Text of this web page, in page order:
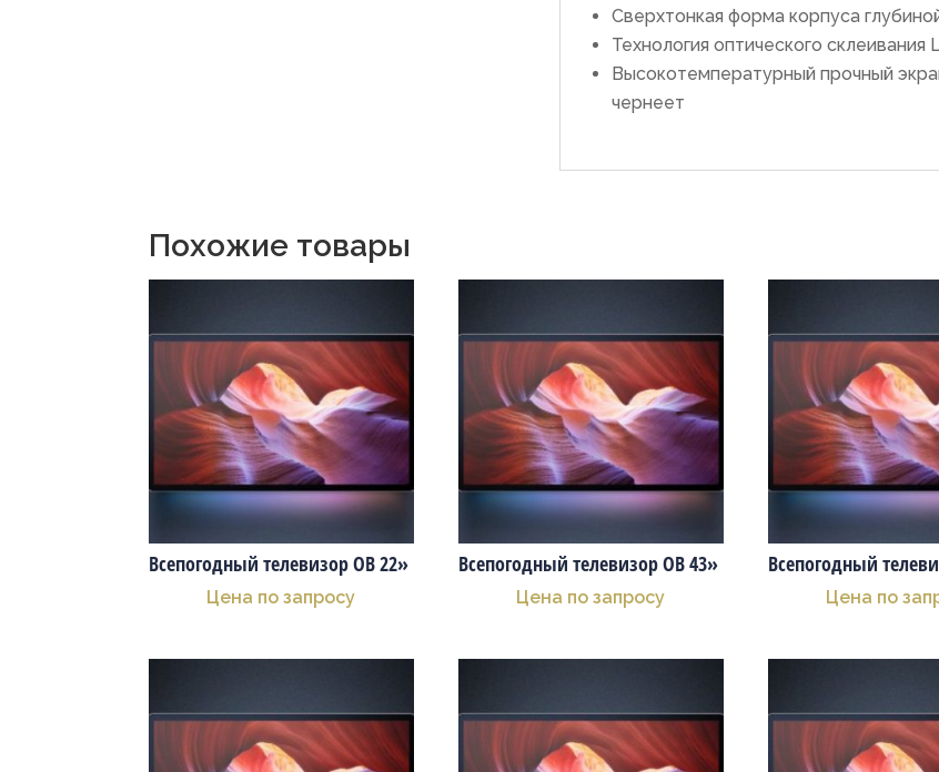
Сверхтонкая форма корпуса
Технология оптического склеивания
Высокотемпературный прочный
чернеет
Похожие товары
Всепогодный телевизор OB 22»
Цена по запросу
Всепогодный телевизор OB 43»
Цена по запросу
Всепогодный
Цена по